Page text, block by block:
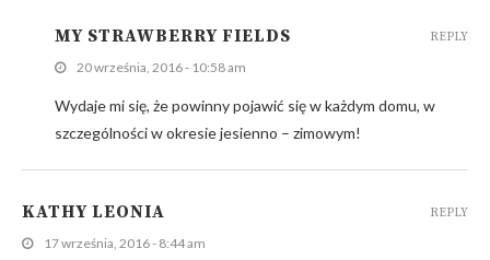
MY STRAWBERRY FIELDS
20 września, 2016 - 10:58 am
Wydaje mi się, że powinny pojawić się w każdym domu, w
szczególności w okresie jesienno – zimowym!
REPLY
KATHY LEONIA
17 września, 2016 - 8:44 am
REPLY